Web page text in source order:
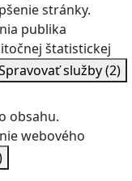
stránky.
publika
štatistickej
služby(2)
obsahu.
webového